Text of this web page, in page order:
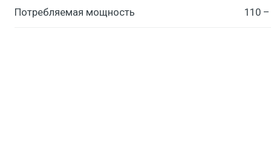
Потребляемая мощность 110